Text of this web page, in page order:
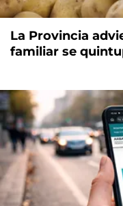
La Provincia
familiar se